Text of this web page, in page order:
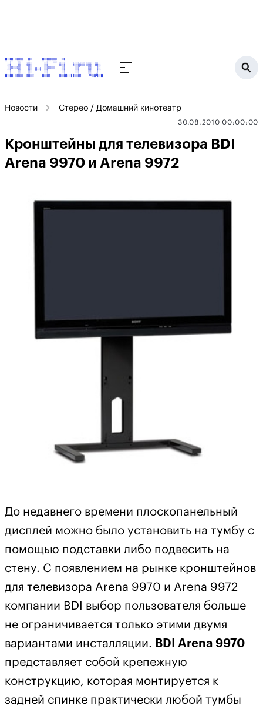
Новости Стерео / Домашний кинотеатр
30.08.2010 00:00:00
Кронштейны для телевизора BDI
Arena 9970 и Arena 9972
До недавнего времени плоскопанельный
дисплей можно было установить на тумбу с
помощью подставки либо подвесить на
стену. С появлением на рынке кронштейнов
для телевизора Arena 9970 и Arena 9972
компании BDI выбор пользователя больше
не ограничивается только этими двумя
вариантами инсталляции. BDI Arena 9970
представляет собой крепежную
конструкцию, которая монтируется к
задней спинке практически любой тумбы